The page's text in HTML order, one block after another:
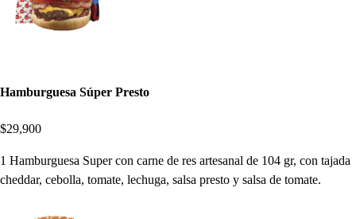
Hamburguesa Súper Presto
$29,900
1 Hamburguesa Super con carne de res artesanal de 104 gr, con tajada
cheddar, cebolla, tomate, lechuga, salsa presto y salsa de tomate.